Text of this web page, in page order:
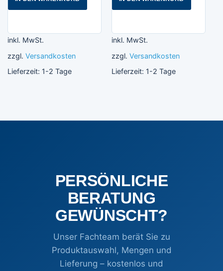
inkl. MwSt.
zzgl. Versandkosten
Lieferzeit: 1-2 Tage
inkl. MwSt.
zzgl. Versandkosten
Lieferzeit: 1-2 Tage
PERSÖNLICHE
BERATUNG
GEWÜNSCHT?
Unser Fachteam berät Sie zu
Produktauswahl, Mengen und
Lieferung – kostenlos und